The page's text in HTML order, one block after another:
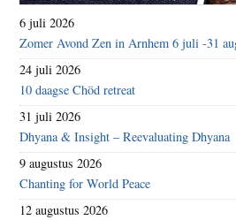
6 juli 2026
Zomer Avond Zen in Arnhem 6 juli -31
24 juli 2026
10 daagse Chöd retreat
31 juli 2026
Dhyana & Insight – Reevaluating Dhyana
9 augustus 2026
Chanting for World Peace
12 augustus 2026